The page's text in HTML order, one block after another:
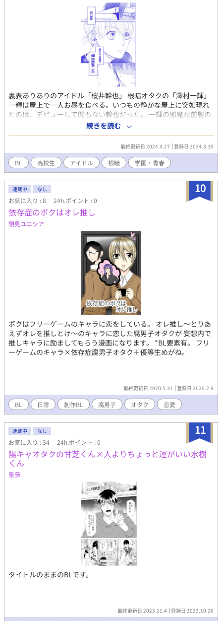
裏表ありありのアイドル「桜井幹也」 根暗オタクの「澤村一輝」
一輝は屋上で一人お昼を食べる。いつもの静かな屋上に突如現れ
たのは、デビューして間もない幹也だった。 一輝の邪魔な前髪の
下の「素顔」に恋をしてしまった幹也！！ どうにか前髪を切りた
い幹也だが・・・・！！ 続きは、不定期更新に変わります。
続きを読む
最終更新日 2024.4.27 登録日 2024.3.30
BL 高校生 アイドル 根暗 学園・青春
10
連載中 なし
お気に入り : 8 24h.ポイント : 0
依存症のボクはオレ推し
覗見ユニシア
ボクはフリーゲームのキャラに恋をしている。 オレ推し～とりあ
えずオレを推しとけ～のキャラに恋した腐男子オタクが 妄想内で
推しキャラに励ましてもらう漫画になります。 *BL要素有。 フリ
ーゲームのキャラ×依存症腐男子オタク＋優等生めがね。
最終更新日 2020.5.31 登録日 2020.2.9
BL 日常 創作BL 腐男子 オタク 恋愛
11
連載中 なし
お気に入り : 34 24h.ポイント : 0
陽キャオタクの甘芝くん×人よりちょっと運がいい水樹
くん
景藤
タイトルのままのBLです。
最終更新日 2023.11.4 登録日 2023.10.26